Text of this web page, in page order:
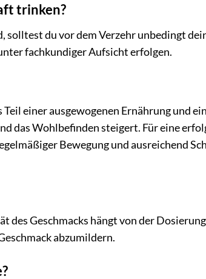
trinken?
du vor dem Verzehr unbedingt
fachkundiger Aufsicht erfolgen.
Teil einer ausgewogenen Ernährung und
das Wohlbefinden steigert. Für eine
Bewegung und ausreichend
des Geschmacks hängt von der
abzumildern.